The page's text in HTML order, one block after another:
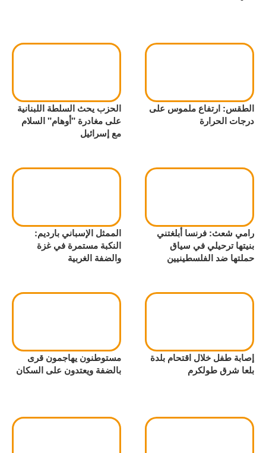
الطقس: ارتفاع ملموس على
درجات الحرارة
الحزب يحث السلطة اللبنانية
على مغادرة "أوهام" السلام
مع إسرائيل
رامي شعث: فرنسا أبلغتني
بنيتها ترحيلي في سياق
حملتها ضد الفلسطينيين
الممثل الإسباني بارديم:
النكبة مستمرة في غزة
والضفة الغربية
إصابة طفل خلال اقتحام بلدة
بلعا شرق طولكرم
مستوطنون يهاجمون قرى
بالضفة ويعتدون على السكان